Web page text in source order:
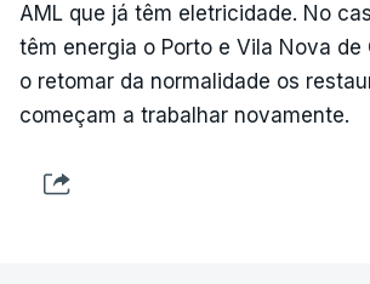
AML que já têm eletricidade. No
têm energia o Porto e Vila Nova de
o retomar da normalidade os
começam a trabalhar novamente.